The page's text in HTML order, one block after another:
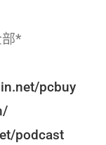
*
pcbuy
podcast